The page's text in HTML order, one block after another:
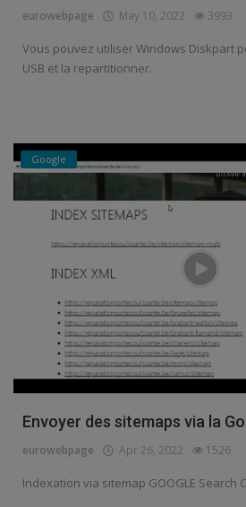
eurowebpage May 10, 2022 3993
Vous pouvez utiliser Windows Diskpart
USB et la repartitionner.
Google
Envoyer des sitemaps via la
eurowebpage Apr 26, 2022 1526
Indexation via sitemap GOOGLE Search